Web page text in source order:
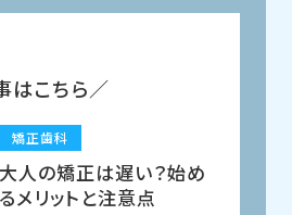
はこちら
矯正歯科
大人の矯正は遅い？始め
るメリットと注意点